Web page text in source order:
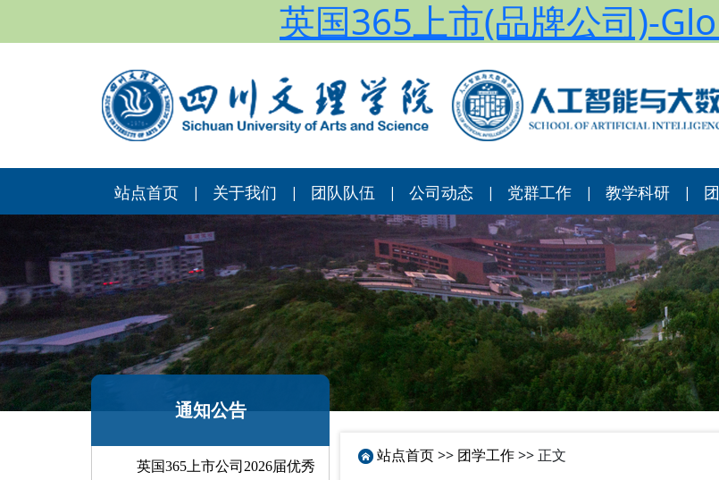
英国365上市(品牌公司)-
站点首页 | 关于我们 | 团队队伍 | 公司动态 | 党群工作 | 教学科研 |
通知公告
英国365上市公司2026届优秀
站点首页>> 团学工作>> 正文